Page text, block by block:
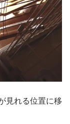
見れる位置に移